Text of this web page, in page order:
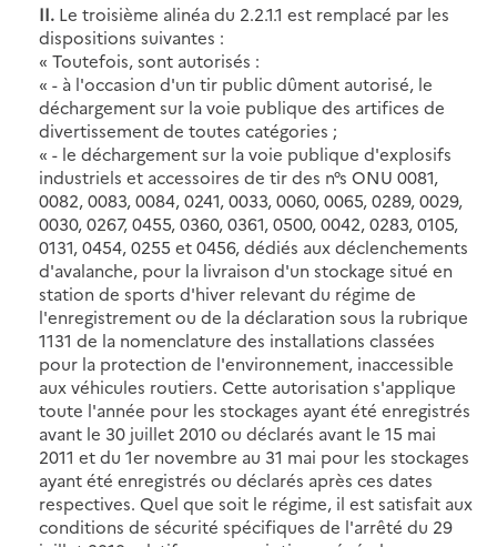
II. Le troisième alinéa du 2.2.1.1 est remplacé par les
dispositions suivantes :
« Toutefois, sont autorisés :
« - à l'occasion d'un tir public dûment autorisé, le
déchargement sur la voie publique des artifices de
divertissement de toutes catégories ;
« - le déchargement sur la voie publique d'explosifs
industriels et accessoires de tir des n°s ONU 0081,
0082, 0083, 0084, 0241, 0033, 0060, 0065, 0289, 0029,
0030, 0267, 0455, 0360, 0361, 0500, 0042, 0283, 0105,
0131, 0454, 0255 et 0456, dédiés aux déclenchements
d'avalanche, pour la livraison d'un stockage situé en
station de sports d'hiver relevant du régime de
l'enregistrement ou de la déclaration sous la rubrique
1131 de la nomenclature des installations classées
pour la protection de l'environnement, inaccessible
aux véhicules routiers. Cette autorisation s'applique
toute l'année pour les stockages ayant été enregistrés
avant le 30 juillet 2010 ou déclarés avant le 15 mai
2011 et du 1er novembre au 31 mai pour les stockages
ayant été enregistrés ou déclarés après ces dates
respectives. Quel que soit le régime, il est satisfait aux
conditions de sécurité spécifiques de l'arrêté du 29